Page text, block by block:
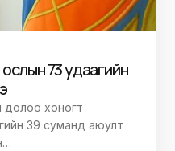
73 удаагийн
долоо хоногт
39 суманд аюулт